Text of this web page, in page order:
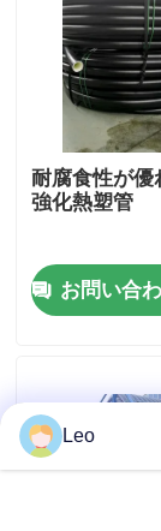
企業情報
会社案内
品質管理
お問い合わ
見積依頼
補強された
耐腐食性が優
強化熱塑管
お問い合
Leo